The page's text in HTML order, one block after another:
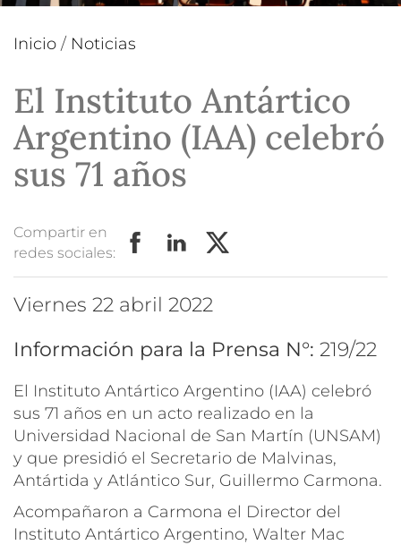
Inicio / Noticias
El Instituto Antártico
Argentino (IAA) celebró
sus 71 años
Compartir en
redes sociales:
viernes 22 abril 2022
Información para la Prensa N°: 219/22
El Instituto Antártico Argentino (IAA) celebró
sus 71 años en un acto realizado en la
Universidad Nacional de San Martín (UNSAM)
y que presidió el Secretario de Malvinas,
Antártida y Atlántico Sur, Guillermo Carmona.
Acompañaron a Carmona el Director del
Instituto Antártico Argentino, Walter Mac